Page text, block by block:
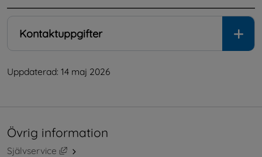
Kontaktuppgifter
Uppdaterad: 14 maj 2026
Övrig information
Självservice
Länk till annan webbplats, öppnas i nytt fönster.